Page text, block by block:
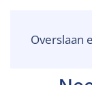
Overslaan